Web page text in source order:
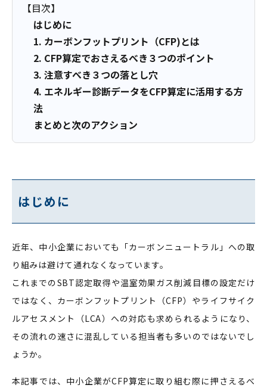
【目次】
はじめに
1. カーボンフットプリント（CFP)とは
2. CFP算定でおさえるべき３つのポイント
3. 注意すべき３つの落とし穴
4. エネルギー診断データをCFP算定に活用する方
法
まとめと次のアクション
はじめに
近年、中小企業においても「カーボンニュートラル」への取
り組みは避けて通れなくなっています。
これまでのSBT認定取得や温室効果ガス削減目標の設定だけ
ではなく、カーボンフットプリント（CFP）やライフサイク
ルアセスメント（LCA）への対応も求められるようになり、
その流れの速さに混乱している担当者も多いのではないでし
ょうか。
本記事では、中小企業がCFP算定に取り組む際に押さえるべ